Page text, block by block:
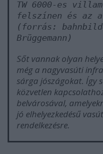
TW 6000-es
felszínen és az
(forrás:
Brüggemann)
Sőt vannak olyan
még a nagyvasúti
sárga jószágokat. Így
közvetlen
belvárosával,
jó elhelyezkedésű
rendelkezésre.